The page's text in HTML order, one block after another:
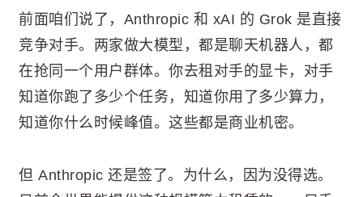
前面咱们说了，Anthropic 和 xAI 的 Grok 是直接
竞争对手。两家做大模型，都是聊天机器人，都
在抢同一个用户群体。你去租对手的显卡，对手
知道你跑了多少个任务，知道你用了多少算力，
知道你什么时候峰值。这些都是商业机密。
但 Anthropic 还是签了。为什么，因为没得选。